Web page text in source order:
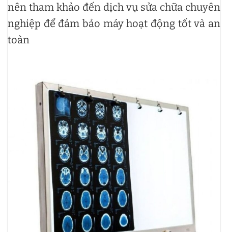
nên tham khảo đến dịch vụ sửa chữa chuyên
nghiệp để đảm bảo máy hoạt động tốt và an
toàn